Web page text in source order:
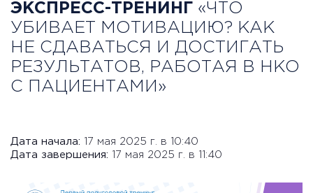
ЭКСПРЕСС-ТРЕНИНГ «ЧТО
УБИВАЕТ МОТИВАЦИЮ? КАК
НЕ СДАВАТЬСЯ И ДОСТИГАТЬ
РЕЗУЛЬТАТОВ, РАБОТАЯ В НКО
С ПАЦИЕНТАМИ»
Дата начала: 17 мая 2025 г. в 10:40
Дата завершения: 17 мая 2025 г. в 11:40